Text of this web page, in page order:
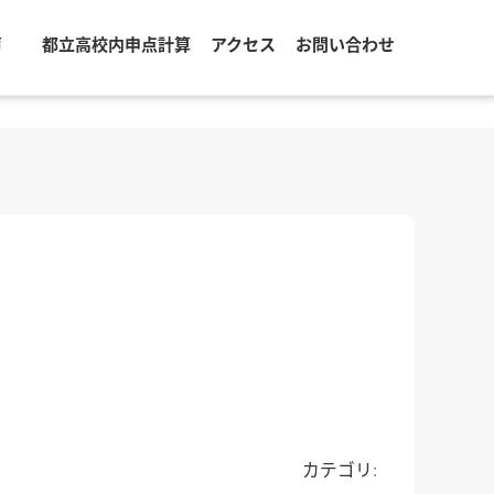
都立高校内申点計算 アクセス お問い合わせ
カテゴリ: